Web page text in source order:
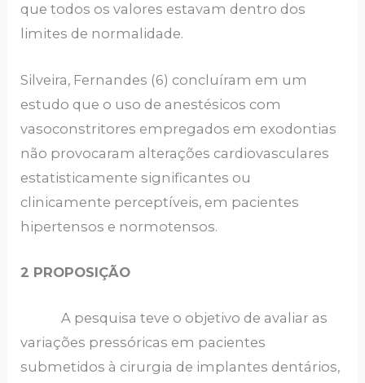
que todos os valores estavam dentro dos
limites de normalidade.
Silveira, Fernandes (6) concluíram em um
estudo que o uso de anestésicos com
vasoconstritores empregados em exodontias
não provocaram alterações cardiovasculares
estatisticamente significantes ou
clinicamente perceptíveis, em pacientes
hipertensos e normotensos.
2 PROPOSIÇÃO
A pesquisa teve o objetivo de avaliar as
variações pressóricas em pacientes
submetidos à cirurgia de implantes dentários,